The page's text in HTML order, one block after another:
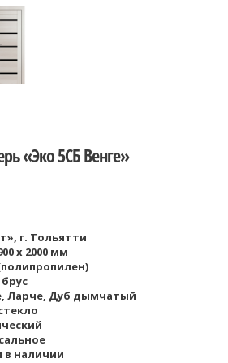
«Эко 5СБ Венге»
г. Тольятти
x 2000 мм
Ларче, Дуб дымчатый
в наличии